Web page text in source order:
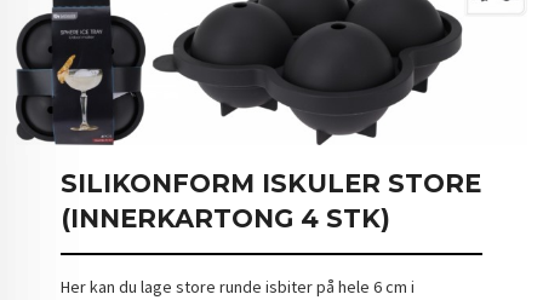
SILIKONFORM ISKULER STORE
(INNERKARTONG 4 STK)
Her kan du lage store runde isbiter på hele 6 cm i